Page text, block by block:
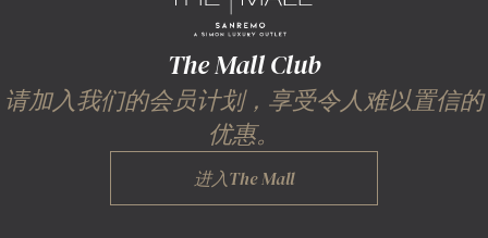
The Mall Club
请加入我们的会员计划，享受令人难以置信的
优惠。
进入The Mall